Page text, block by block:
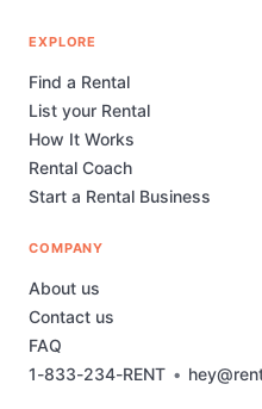
1-833-234-RENT •
EXPLORE
Find a Rental
List your Rental
How It Works
Rental Coach
Start a Rental Business
COMPANY
About us
Contact us
FAQ